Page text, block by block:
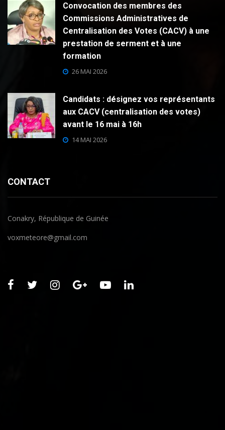
Convocation des membres des
Commissions Administratives de
Centralisation des Votes (CACV) à une
prestation de serment et à une
formation
26 MAI 2026
Candidats : désignez vos représentants
aux CACV (centralisation des votes)
avant le 16 mai à 16h
14 MAI 2026
CONTACT
Conakry, République de Guinée
voxmeteore@gmail.com